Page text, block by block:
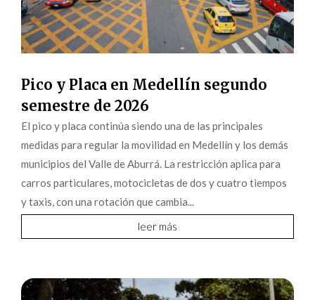
Pico y Placa en Medellín segundo
semestre de 2026
El pico y placa continúa siendo una de las principales
medidas para regular la movilidad en Medellín y los demás
municipios del Valle de Aburrá. La restricción aplica para
carros particulares, motocicletas de dos y cuatro tiempos
y taxis, con una rotación que cambia...
leer más